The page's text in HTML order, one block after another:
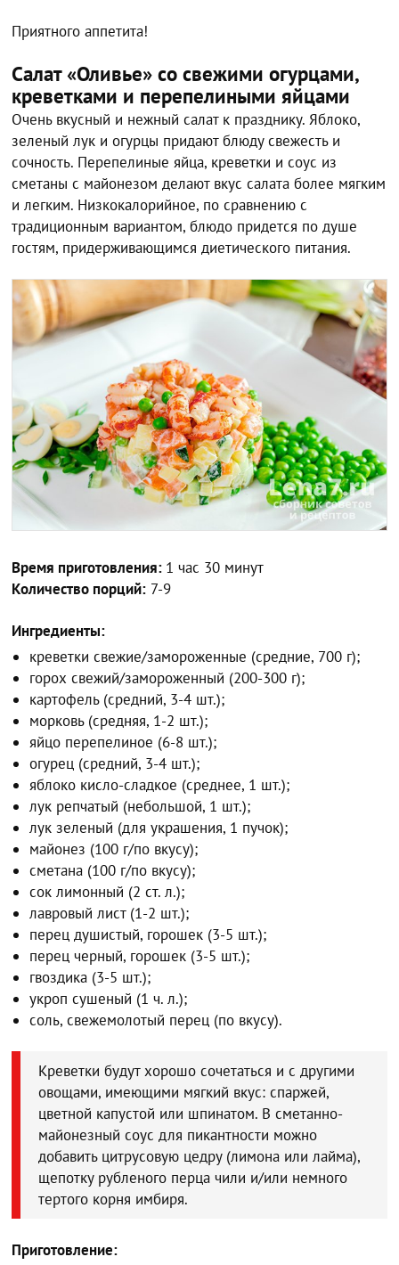
Приятного аппетита!
Салат «Оливье» со свежими огурцами,
креветками и перепелиными яйцами
Очень вкусный и нежный салат к празднику. Яблоко,
зеленый лук и огурцы придают блюду свежесть и
сочность. Перепелиные яйца, креветки и соус из
сметаны с майонезом делают вкус салата более мягким
и легким. Низкокалорийное, по сравнению с
традиционным вариантом, блюдо придется по душе
гостям, придерживающимся диетического питания.
Время приготовления: 1 час 30 минут
Количество порций: 7-9
Ингредиенты:
креветки свежие/замороженные (средние, 700 г);
горох свежий/замороженный (200-300 г);
картофель (средний, 3-4 шт.);
морковь (средняя, 1-2 шт.);
яйцо перепелиное (6-8 шт.);
огурец (средний, 3-4 шт.);
яблоко кисло-сладкое (среднее, 1 шт.);
лук репчатый (небольшой, 1 шт.);
лук зеленый (для украшения, 1 пучок);
майонез (100 г/по вкусу);
сметана (100 г/по вкусу);
сок лимонный (2 ст. л.);
лавровый лист (1-2 шт.);
перец душистый, горошек (3-5 шт.);
перец черный, горошек (3-5 шт.);
гвоздика (3-5 шт.);
укроп сушеный (1 ч. л.);
соль, свежемолотый перец (по вкусу).
Креветки будут хорошо сочетаться и с другими
овощами, имеющими мягкий вкус: спаржей,
цветной капустой или шпинатом. В сметанно-
майонезный соус для пикантности можно
добавить цитрусовую цедру (лимона или лайма),
щепотку рубленого перца чили и/или немного
тертого корня имбиря.
Приготовление: